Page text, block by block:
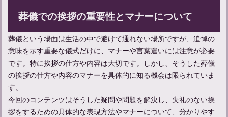
火葬までの流れ：手続きと準備について知る遺族のためのガイド
葬儀での挨拶の重要性とマナーについて
葬儀という場面は生活の中で避けて通れない場所ですが、追悼の
意味を示す重要な儀式だけに、マナーや言葉遣いには注意が必要
です。特に挨拶の仕方や内容は大切です。しかし、そうした葬儀
の挨拶の仕方や内容のマナーを具体的に知る機会は限られていま
す。
今回のコンテンツはそうした疑問や問題を解決し、失礼のない挨
拶をするための具体的な表現方法やマナーについて、分かりやす